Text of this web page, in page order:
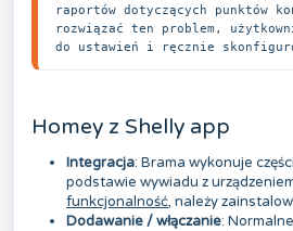
raportów dotyczących punktów
rozwiązać ten problem,
do ustawień i ręcznie
Homey z Shelly app
Integracja: Brama wykonuje
podstawie wywiadu z
funkcjonalność, należy
Dodawanie / włączanie: